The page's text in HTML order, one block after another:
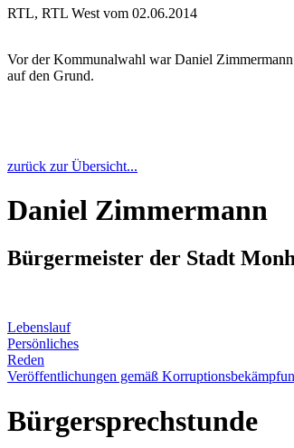
RTL, RTL West vom 02.06.2014
Vor der Kommunalwahl war Daniel
auf den Grund.
zurück zur Übersicht...
Daniel Zimmermann
Bürgermeister der Stadt
Lebenslauf
Persönliches
Reden
Veröffentlichungen gemäß
Bürgersprechstunde